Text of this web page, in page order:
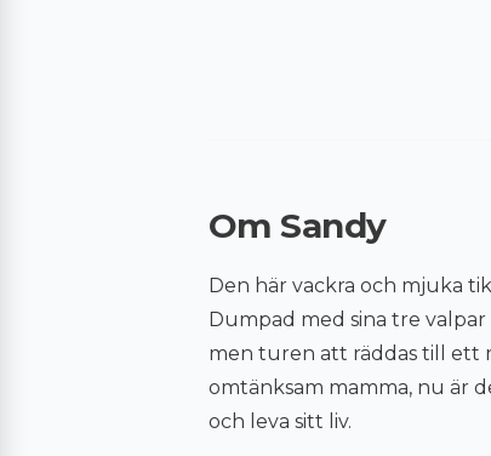
Om Sandy
Den här vackra och mjuka
Dumpad med sina tre
men turen att räddas till ett
omtänksam mamma, nu är
och leva sitt liv.